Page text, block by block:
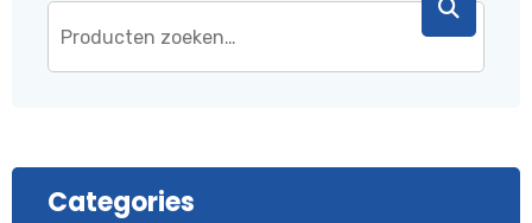
Categories